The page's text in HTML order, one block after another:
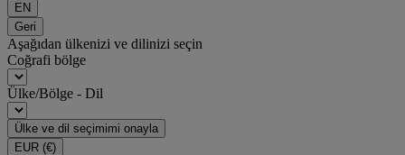
EN
Geri
Aşağıdan ülkenizi ve dilinizi seçin
Coğrafi bölge
Ülke/Bölge - Dil
Ülke ve dil seçimimi onayla
EUR (€)